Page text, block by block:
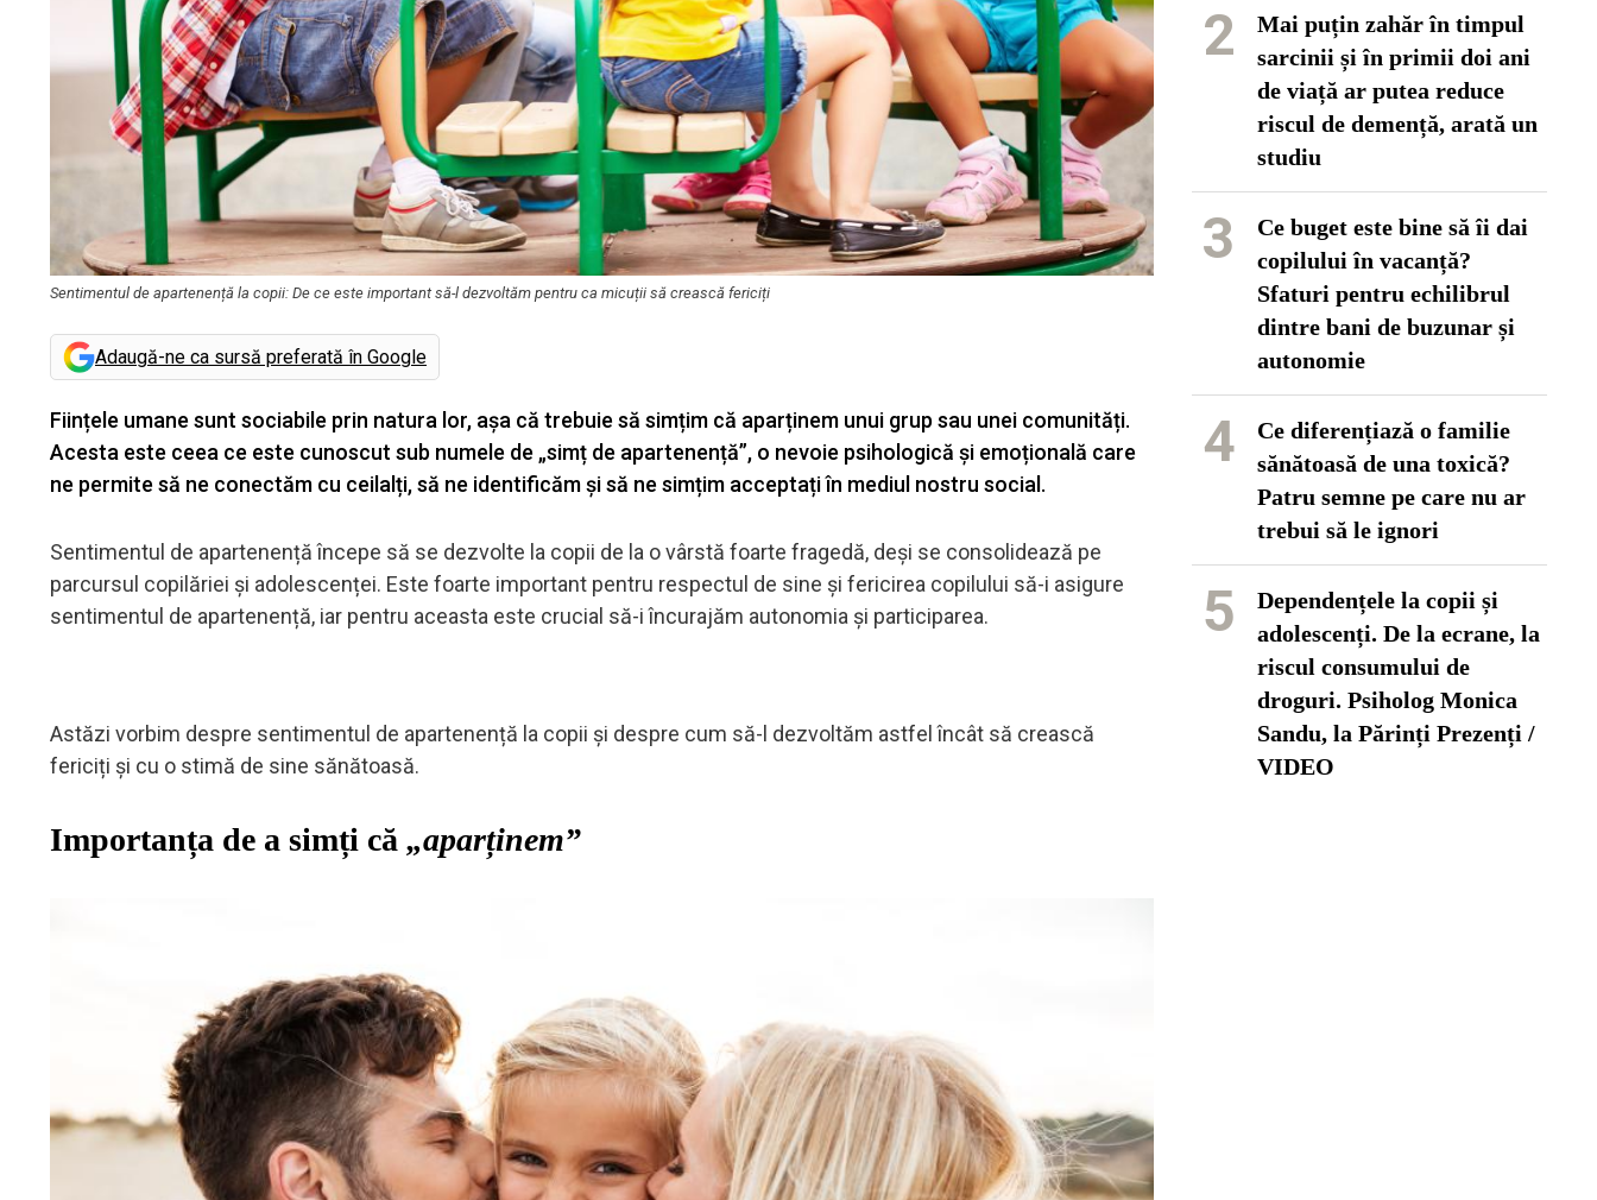
Sentimentul de apartenență la copii: De ce este important să-l dezvoltăm pentru ca micuții să crească fericiți
Adaugă-ne ca sursă preferată în Google
Ființele umane sunt sociabile prin natura lor, așa că trebuie să simțim că aparținem unui grup sau unei comunități.
Acesta este ceea ce este cunoscut sub numele de „simț de apartenență”, o nevoie psihologică și emoțională care
ne permite să ne conectăm cu ceilalți, să ne identificăm și să ne simțim acceptați în mediul nostru social.
Sentimentul de apartenență începe să se dezvolte la copii de la o vârstă foarte fragedă, deși se consolidează pe
parcursul copilăriei și adolescenței. Este foarte important pentru respectul de sine și fericirea copilului să-i asigure
sentimentul de apartenență, iar pentru aceasta este crucial să-i încurajăm autonomia și participarea.
Astăzi vorbim despre sentimentul de apartenență la copii și despre cum să-l dezvoltăm astfel încât să crească
fericiți și cu o stimă de sine sănătoasă.
Importanța de a simți că „aparținem”
2
Mai puțin zahăr în timpul
sarcinii și în primii doi ani
de viață ar putea reduce
riscul de demență, arată un
studiu
3
Ce buget este bine să îi dai
copilului în vacanță?
Sfaturi pentru echilibrul
dintre bani de buzunar și
autonomie
4
Ce diferențiază o familie
sănătoasă de una toxică?
Patru semne pe care nu ar
trebui să le ignori
5
Dependențele la copii și
adolescenți. De la ecrane, la
riscul consumului de
droguri. Psiholog Monica
Sandu, la Părinți Prezenți /
VIDEO